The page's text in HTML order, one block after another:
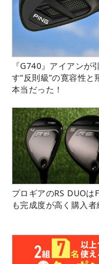
『G740』アイアンが
す“反則級”の寛容性と
本当だった！
プロギアのRS DUOは
も完成度が高く購入者